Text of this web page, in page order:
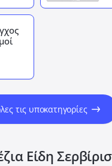
τις υποκατηγορίες
Είδη